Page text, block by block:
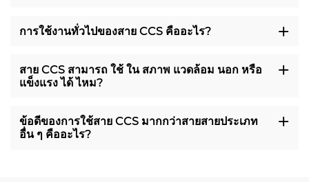
การใช้งานทั่วไปของสาย CCS คืออะไร?
สาย CCS สามารถ ใช้ ใน สภาพ แวดล้อม นอก หรือ
แข็งแรง ได้ ไหม?
ข้อดีของการใช้สาย CCS มากกว่าสายสายประเภท
อื่น ๆ คืออะไร?